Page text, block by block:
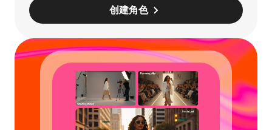
创建角色